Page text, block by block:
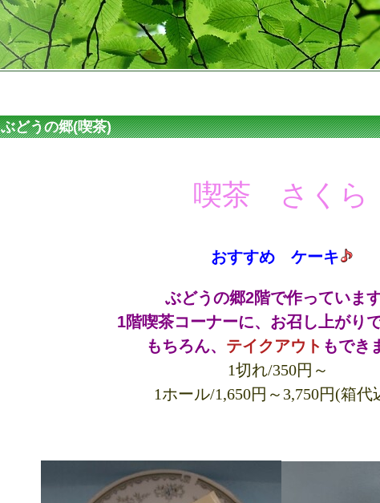
ぶどうの郷(喫茶)
喫茶 さくら
おすすめ ケーキ
ぶどうの郷2階で作っていま
1階喫茶コーナーに、お召し上がり
もちろん、 テイクアウト もでき
1切れ/350円～
1ホール/1,650円～3,750円(箱代